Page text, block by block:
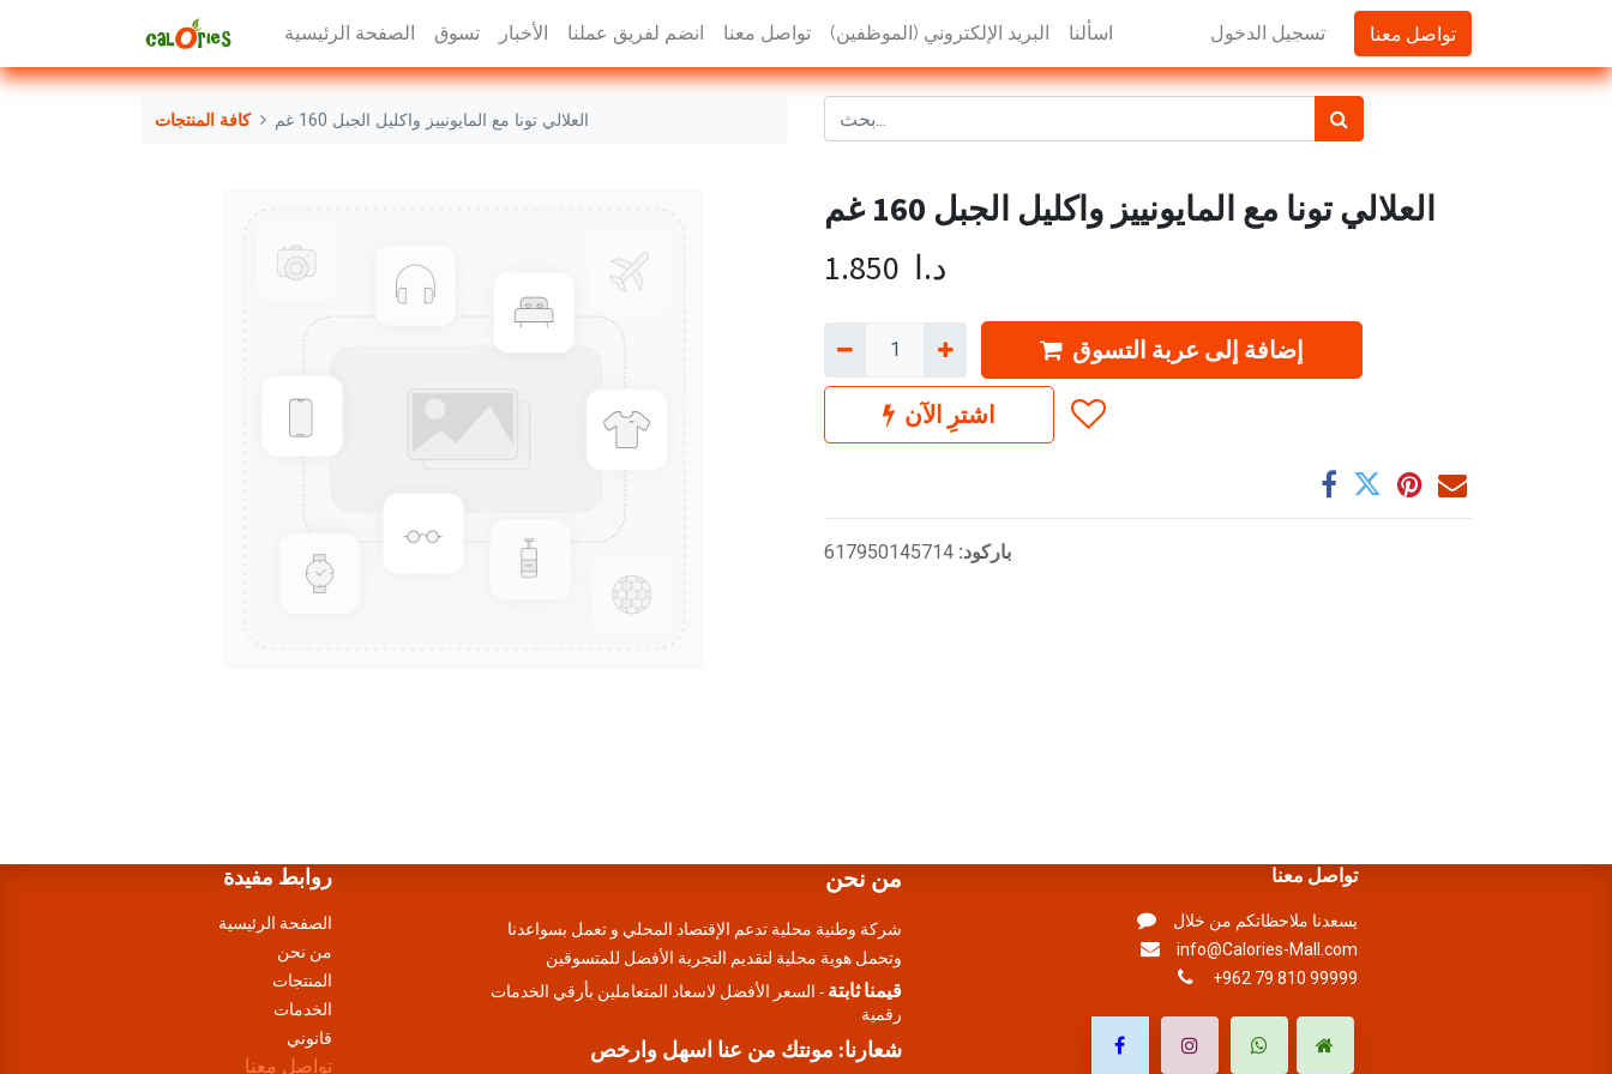
الصفحة الرئيسية تسوق الأخبار انضم لفريق عملنا تواصل معنا البريد الإلكتروني (الموظفين) اسألنا تسجيل الدخول تواصل معنا
كافة المنتجات العلالي تونا مع المايونييز واكليل الجبل 160 غم
العلالي تونا مع المايونييز واكليل الجبل 160 غم
1.850 د.ا
إضافة إلى عربة التسوق
اشترِ الآن
باركود: 617950145714
روابط مفيدة
الصفحة الرئيسية
من نحن
المنتجات
الخدمات
قانوني
تواصل معنا
من نحن
شركة وطنية محلية تدعم الإقتصاد المحلي و تعمل بسواعدنا
وتحمل هوية محلية لتقديم التجرية الأفضل للمتسوقين
قيمنا ثابتة - السعر الأفضل لاسعاد المتعاملين بأرقي الخدمات
رقمية
شعارنا: مونتك من عنا اسهل وارخص
تواصل معنا
يسعدنا ملاحظاتكم من خلال
info@Calories-Mall.com
+962 79 810 99999